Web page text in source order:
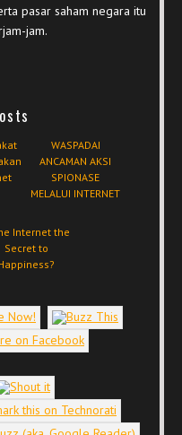
pasar saham negara itu
jam.
WASPADAI
ANCAMAN AKSI
SPIONASE
MELALUI INTERNET
Internet the
Secret to